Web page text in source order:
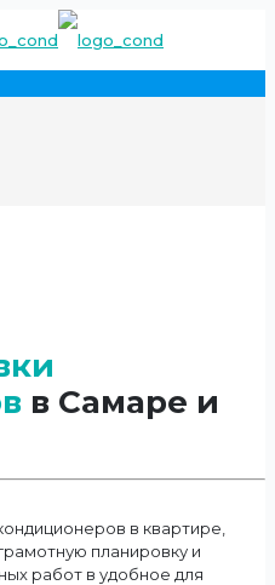
в Самаре и
в квартире,
планировку и
работ в удобное для